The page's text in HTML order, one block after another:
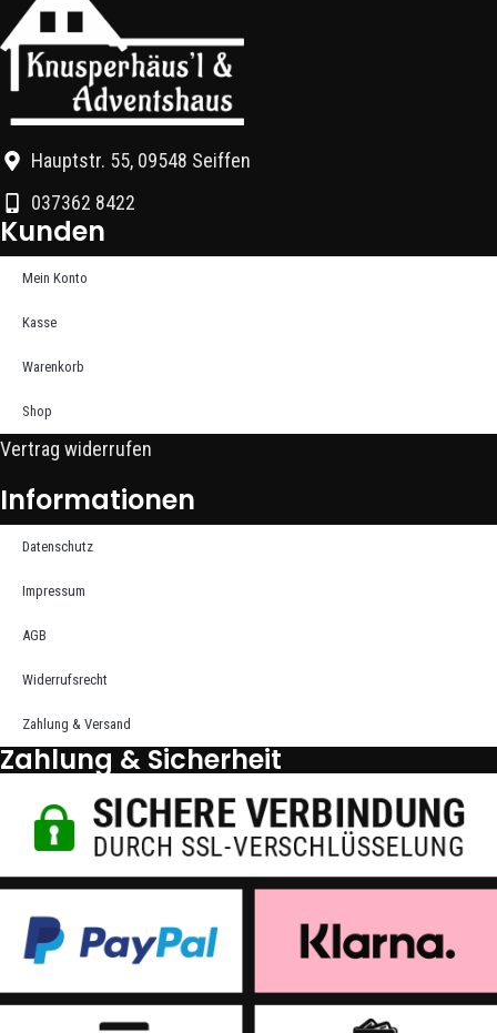
Hauptstr. 55, 09548 Seiffen
037362 8422
Kunden
Mein Konto
Kasse
Warenkorb
Shop
Vertrag widerrufen
Informationen
Datenschutz
Impressum
AGB
Widerrufsrecht
Zahlung & Versand
Zahlung & Sicherheit